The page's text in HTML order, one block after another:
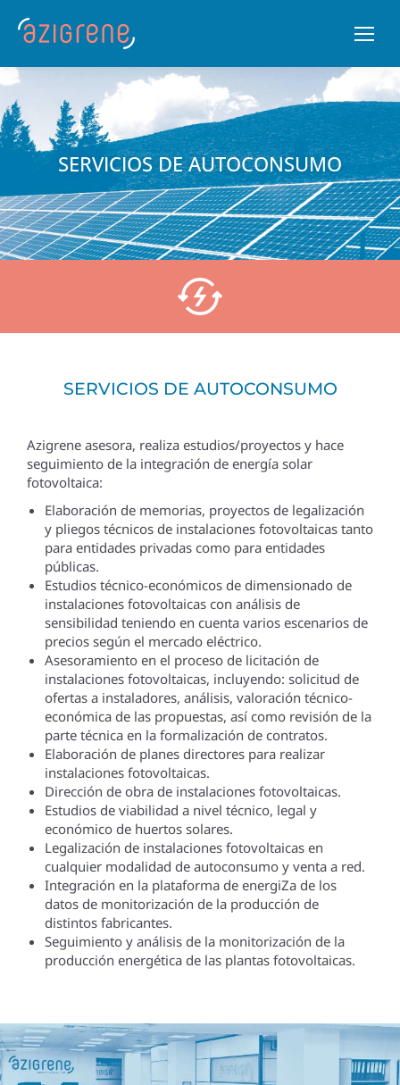
SERVICIOS DE AUTOCONSUMO
SERVICIOS DE AUTOCONSUMO
Azigrene asesora, realiza estudios/proyectos y hace
seguimiento de la integración de energía solar
fotovoltaica:
Elaboración de memorias, proyectos de legalización
y pliegos técnicos de instalaciones fotovoltaicas tanto
para entidades privadas como para entidades
públicas.
Estudios técnico-económicos de dimensionado de
instalaciones fotovoltaicas con análisis de
sensibilidad teniendo en cuenta varios escenarios de
precios según el mercado eléctrico.
Asesoramiento en el proceso de licitación de
instalaciones fotovoltaicas, incluyendo: solicitud de
ofertas a instaladores, análisis, valoración técnico-
económica de las propuestas, así como revisión de la
parte técnica en la formalización de contratos.
Elaboración de planes directores para realizar
instalaciones fotovoltaicas.
Dirección de obra de instalaciones fotovoltaicas.
Estudios de viabilidad a nivel técnico, legal y
económico de huertos solares.
Legalización de instalaciones fotovoltaicas en
cualquier modalidad de autoconsumo y venta a red.
Integración en la plataforma de energiZa de los
datos de monitorización de la producción de
distintos fabricantes.
Seguimiento y análisis de la monitorización de la
producción energética de las plantas fotovoltaicas.